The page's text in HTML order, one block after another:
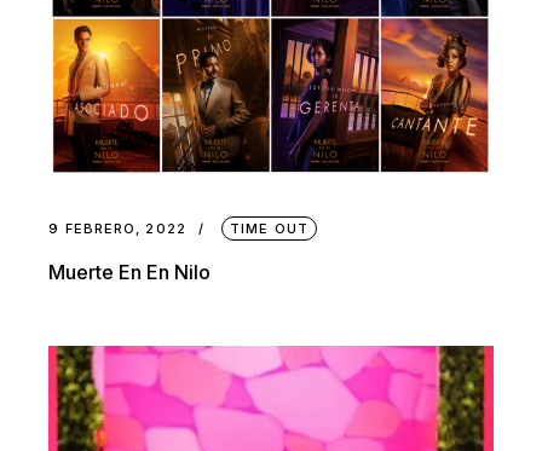
9 FEBRERO, 2022 TIME OUT
Muerte En En Nilo